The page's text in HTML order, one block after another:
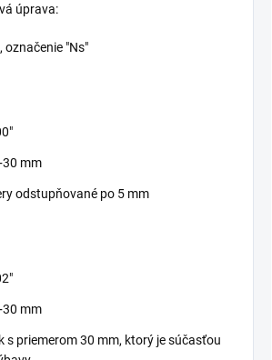
úprava:
označenie "Ns"
mm
odstupňované po 5 mm
mm
s priemerom 30 mm, ktorý je súčasťou